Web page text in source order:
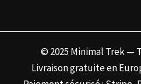
© 2025 Minimal Trek —
Livraison gratuite en